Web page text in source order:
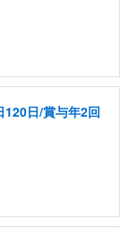
120日/賞与年2回